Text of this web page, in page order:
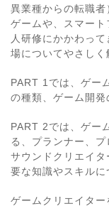
異業種からの転職
ゲームや、スマー
人研修にかかわっ
場についてやさしく
PART 1では、ゲー
の種類、ゲーム開発
PART 2では、ゲー
る、プランナー、
サウンドクリエイ
要な知識やスキルに
ゲームクリエイター